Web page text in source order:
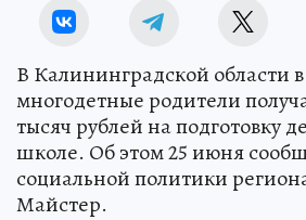
В Калининградской области
многодетные родители
тысяч рублей на подготовку
школе. Об этом 25 июня
социальной политики
Майстер.